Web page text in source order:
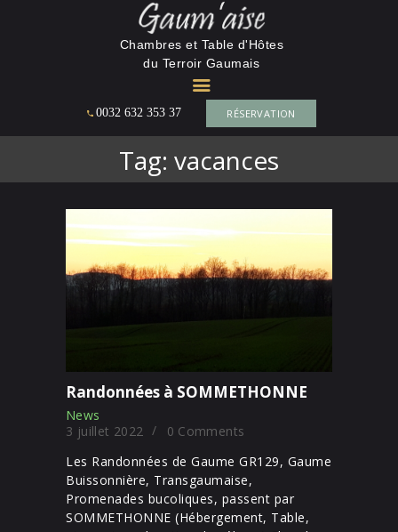
Chambres et Table d'Hôtes
du Terroir Gaumais
0032 632 353 37 RÉSERVATION
Tag: vacances
La Gaumaise
CHAMBRES ET TABLE D'HÔTES DU TERROIR GAUMAIS
ACCUEIL
TARIF &
L’ENVIRONNEMENT
Randonnées à SOMMETHONNE
News
3 juillet 2022
0 Comments
Les Randonnées de Gaume GR129, Gaume
Buissonnière, Transgaumaise,
Promenades bucoliques, passent par
SOMMETHONNE (Hébergement, Table,